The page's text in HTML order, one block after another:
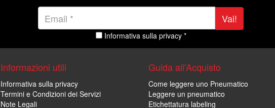
Vai!
Informativa sulla privacy *
Informazioni utili
Informativa sulla privacy
Termini e Condizioni dei Servizi
Note Legali
Guida all'Acquisto
Come leggere uno Pneumatico
Leggere un pneumatico
Etichettatura labeling